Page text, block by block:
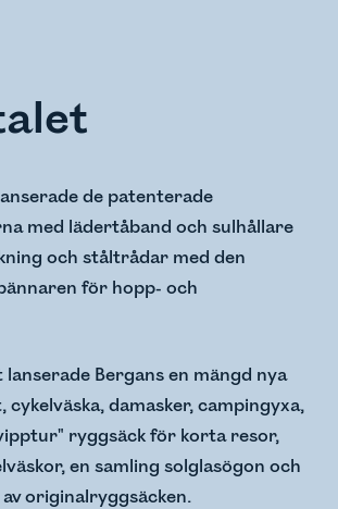
de patenterade
med lädertåband och sulhållare
och ståltrådar med den
för hopp- och
Bergans en mängd nya
cykelväska, damasker, campingyxa,
ryggsäck för korta resor,
en samling solglasögon och
originalryggsäcken.